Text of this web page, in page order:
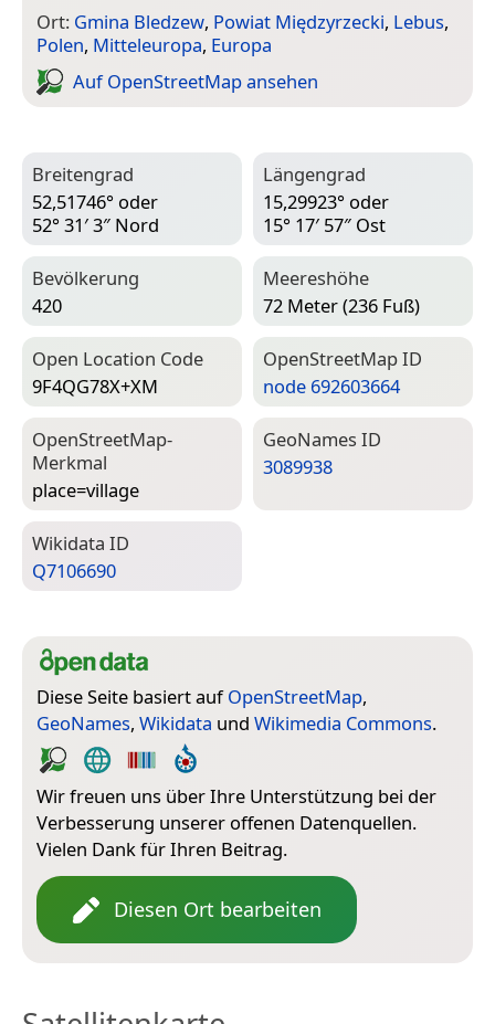
Ort: Gmina Bledzew, Powiat Międzyrzecki, Lebus,
Polen, Mitteleuropa, Europa
Auf Open­Street­Map ansehen
Breitengrad
52,51746° oder
52° 31′ 3″ Nord
Längengrad
15,29923° oder
15° 17′ 57″ Ost
Bevölkerung
420
Meereshöhe
72 Meter (236 Fuß)
Open Location Code
9F4QG78X+XM
Open­Street­Map ID
node 692603664
Open­Street­Map-
Merkmal
place=­village
Geo­Names ID
3089938
Wiki­data ID
Q7106690
Diese Seite basiert aufOpenStreetMap,
GeoNames, Wikidata und Wikimedia Commons.
Wir freuen uns über Ihre Unterstützung bei der
Verbesserung unserer offenen Datenquellen.
Vielen Dank für Ihren Beitrag.
Diesen Ort bearbeiten